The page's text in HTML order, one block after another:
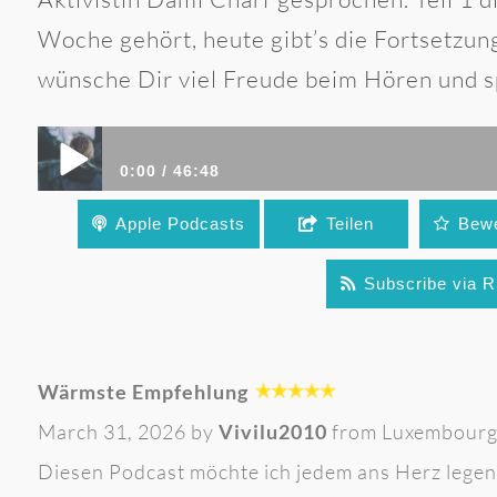
Woche gehört, heute gibt’s die
wünsche Dir viel Freude beim Hören und
0:00 46:48
Bindungs- und Entwicklungstrauma – Körper und
Apple Podcasts Teilen
Subscribe via
Wärmste Empfehlung
March 31, 2026 by Vivilu2010 from Luxembourg
Diesen Podcast möchte ich jedem ans Herz